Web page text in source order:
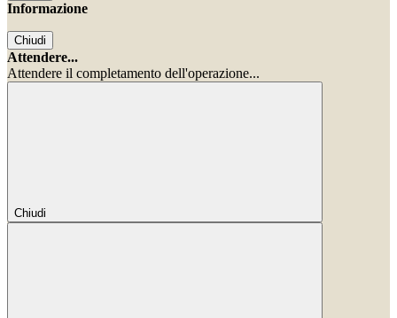
Informazione
Chiudi
Attendere...
Attendere il completamento dell'operazione...
Chiudi